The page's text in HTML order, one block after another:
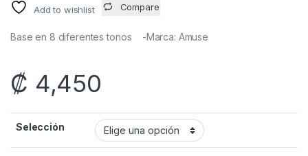
Add to wishlist Compare
Base en 8 diferentes tonos -Marca: Amuse
₡ 4,450
Selección